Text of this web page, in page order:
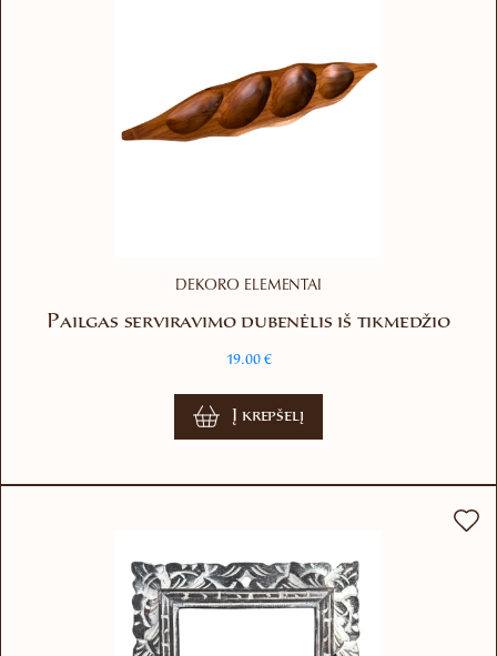
DEKORO ELEMENTAI
Pailgas serviravimo dubenėlis iš tikmedžio
19.00 €
Į krepšelį